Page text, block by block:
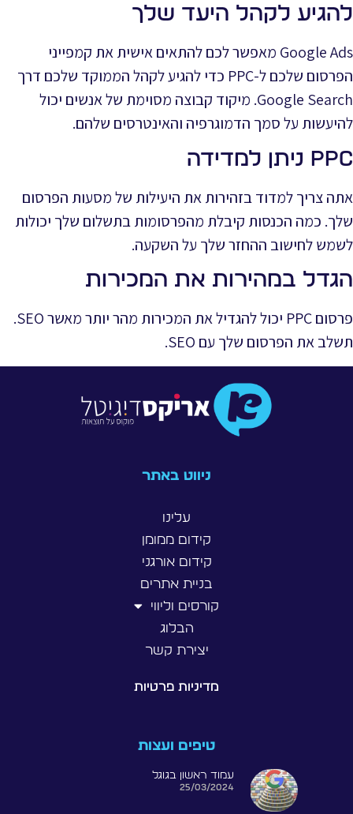
להגיע לקהל היעד שלך
Google Ads מאפשר לכם להתאים אישית את קמפייני
הפרסום שלכם ל-PPC כדי להגיע לקהל הממוקד שלכם דרך
Google Search. מיקוד קבוצה מסוימת של אנשים יכול
להיעשות על סמך הדמוגרפיה והאינטרסים שלהם.
PPC ניתן למדידה
אתה צריך למדוד בזהירות את היעילות של מסעות הפרסום
שלך. כמה הכנסות קיבלת מהפרסומות בתשלום שלך יכולות
לשמש לחישוב ההחזר שלך על השקעה.
הגדל במהירות את המכירות
פרסום PPC יכול להגדיל את המכירות מהר יותר מאשר SEO.
תשלב את הפרסום שלך עם SEO.
ניווט באתר
עלינו
קידום ממומן
קידום אורגני
בניית אתרים
קורסים וליווי
הבלוג
יצירת קשר
מדיניות פרטיות
טיפים ועצות
עמוד ראשון בגוגל
25/03/2024